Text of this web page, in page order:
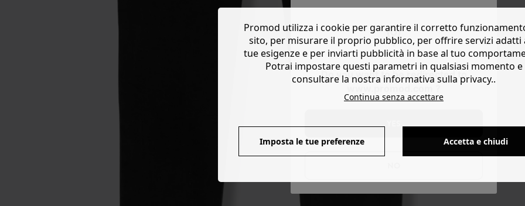
Do you want to be redirected to
Promod utilizza i cookie per garantire il corretto
sito, per misurare il proprio pubblico, per offrire servizi adatti
tue esigenze e per inviarti pubblicità in base al tuo
Potrai impostare questi parametri in qualsiasi momento e
consultare la nostra informativa sulla privacy..
Continua senza accettare
Imposta le tue preferenze Accetta e chiudi